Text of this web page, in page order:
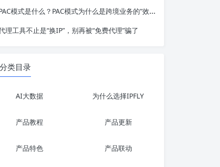
模式是什么？PAC模式为什么是跨境业务的“效率加速器”？
理工具不止是“换IP”，别再被“免费代理”骗了
分类目录
AI大数据 为什么选择IPFLY
产品教程 产品更新
产品特色 产品联动